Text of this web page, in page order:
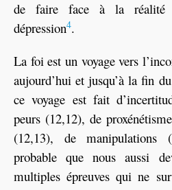
de faire face à la réalité
dépression4.
La foi est un voyage vers
aujourd’hui et jusqu’à la fin
ce voyage est fait
peurs (12,12), de
(12,13), de
probable que nous aussi
multiples épreuves qui ne